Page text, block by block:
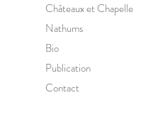
Châteaux et Chapelle
Nathums
Bio
Publication
Contact